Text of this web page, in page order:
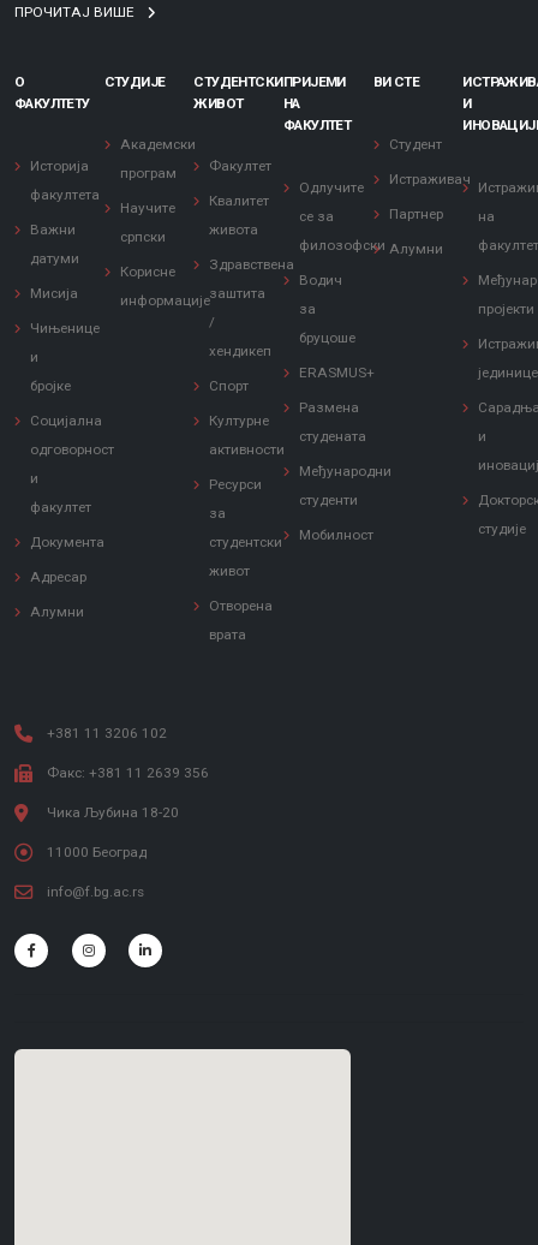
ПРОЧИТАЈ ВИШЕ
О
ФАКУЛТЕТУ
Историја
факултета
Важни
датуми
Мисија
Чињенице
и
бројке
Социјална
одговорност
и
факултет
Документа
Адресар
Алумни
СТУДИЈЕ
Академски
програм
Научите
српски
Корисне
информације
СТУДЕНТСКИ
ЖИВОТ
Факултет
Квалитет
живота
Здравствена
заштита
/
хендикеп
Спорт
Културне
активности
Ресурси
за
студентски
живот
Отворена
врата
ПРИЈЕМИ
НА
ФАКУЛТЕТ
Одлучите
се за
филозофски
Водич
за
бруцоше
ERASMUS+
Размена
студената
Међународни
студенти
Мобилност
ВИ СТЕ
Студент
Истраживач
Партнер
Алумни
И
на
пројекти
јединице
и
студије
+381 11 3206 102
Факс: +381 11 2639 356
Чика Љубина 18-20
11000 Београд
info@f.bg.ac.rs